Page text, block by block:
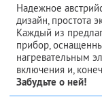
Надежное
дизайн, простота
Каждый из
прибор,
нагревательным
включения и,
Забудьте о ней!